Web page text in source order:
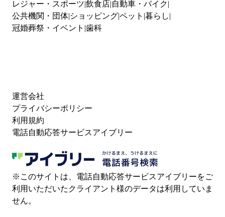
レジャー・スポーツ 飲食店 自動車・バイク
公共機関・団体 ショッピングペット 暮らし
冠婚葬祭・イベント 歯科
運営会社
プライバシーポリシー
利用規約
電話自動応答サービスアイブリー
※このサイトは、電話自動応答サービスアイブリーをご
利用いただいたクライアント様のデータは利用していま
せん。